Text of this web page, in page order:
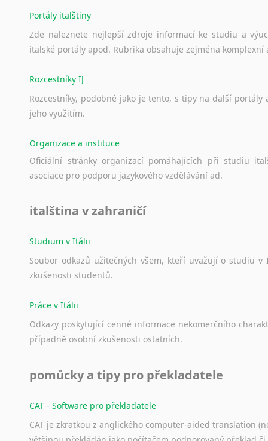
Portály italštiny
Zde naleznete nejlepší zdroje informací ke studiu a
italské portály apod. Rubrika obsahuje zejména komplexní
Rozcestníky IJ
Rozcestníky, podobné jako je tento, s tipy na další portály
jeho využitím.
Organizace a instituce
Oficiální stránky organizací pomáhajících při studiu
asociace pro podporu jazykového vzdělávání ad.
italština v zahraničí
Studium v Itálii
Soubor odkazů užitečných všem, kteří uvažují o studiu v
zkušenosti studentů.
Práce v Itálii
Odkazy poskytující cenné informace nekomerčního
případně osobní zkušenosti ostatních.
pomůcky a tipy pro překladatele
CAT - Software pro překladatele
CAT je zkratkou z anglického computer-aided translation